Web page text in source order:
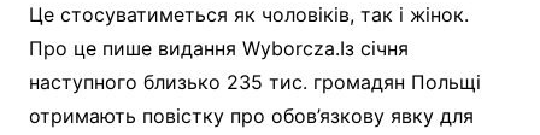
Це стосуватиметься як чоловіків, так і жінок.
Про це пише видання Wyborcza.Із січня
наступного близько 235 тис. громадян Польщі
отримають повістку про обов’язкову явку для